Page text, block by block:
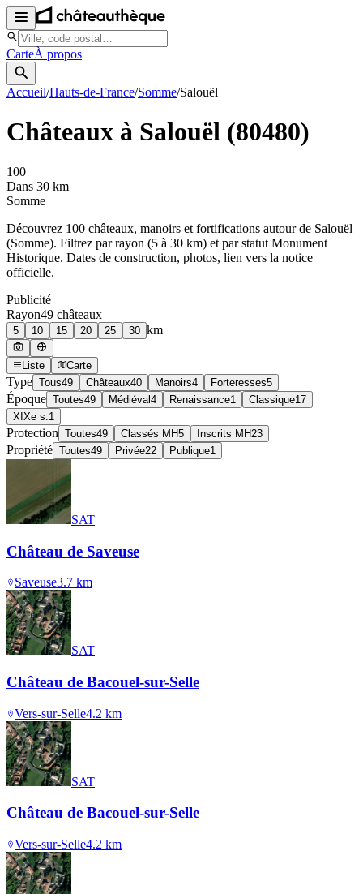
CarteÀ propos
Accueil/Hauts-de-France/Somme/Salouël
Châteaux à Salouël (80480)
100
Dans 30 km
Somme
Découvrez 100 châteaux, manoirs et fortifications autour de Salouël
(Somme). Filtrez par rayon (5 à 30 km) et par statut Monument
Historique. Dates de construction, photos, lien vers la notice
officielle.
Publicité
Rayon49 châteaux
5 10 15 20 25 30 km
Liste Carte
Type Tous49 Châteaux40 Manoirs4 Forteresses5
Époque Toutes49 Médiéval 4 Renaissance1 Classique17
XIXe s. 1
Protection Toutes49 Classés MH5 Inscrits MH23
Propriété Toutes49 Privée22 Publique1
SAT
Château de Saveuse
Saveuse3.7 km
SAT
Château de Bacouel-sur-Selle
Vers-sur-Selle4.2 km
SAT
Château de Bacouel-sur-Selle
Vers-sur-Selle4.2 km